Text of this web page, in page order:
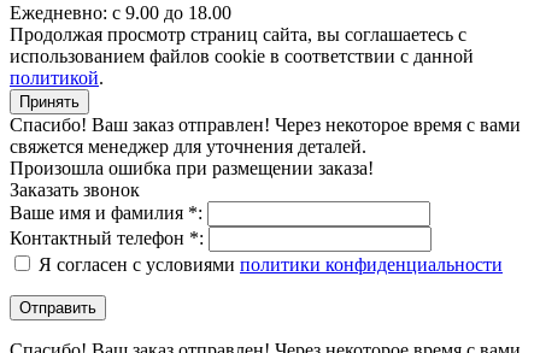
Ежедневно: с 9.00 до 18.00
Продолжая просмотр страниц сайта, вы соглашаетесь с
использованием файлов cookie в соответствии с данной
политикой.
Принять
Спасибо! Ваш заказ отправлен! Через некоторое время с вами
свяжется менеджер для уточнения деталей.
Произошла ошибка при размещении заказа!
Заказать звонок
Ваше имя и фамилия *:
Контактный телефон *:
Я согласен с условиями политики конфиденциальности